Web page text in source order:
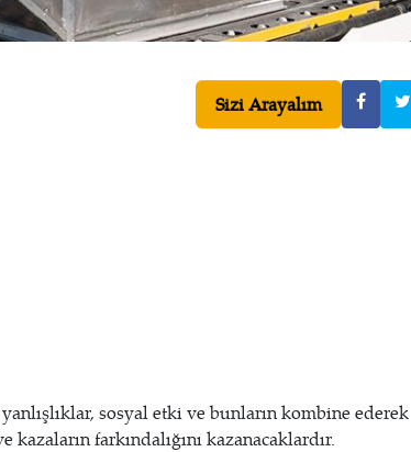
Sizi Arayalım
sosyal etki ve bunların kombine ederek
farkındalığını kazanacaklardır.